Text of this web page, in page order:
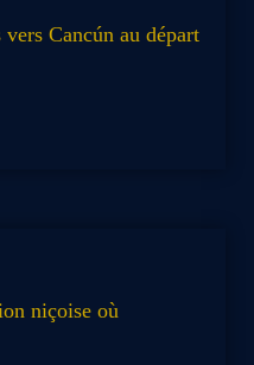
Cancún au départ
niçoise où